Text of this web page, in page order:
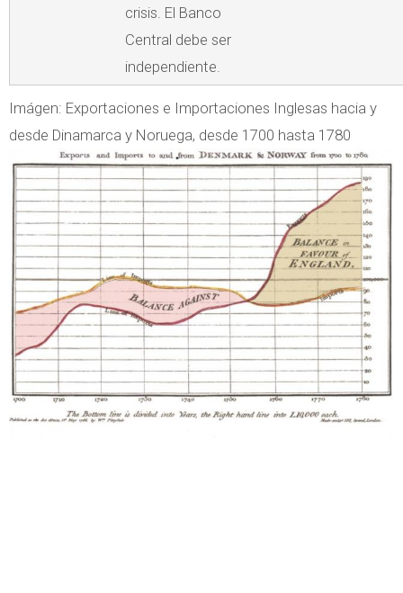
crisis. El Banco
Central debe ser
independiente.
Imágen: Exportaciones e Importaciones Inglesas hacia y
desde Dinamarca y Noruega, desde 1700 hasta 1780